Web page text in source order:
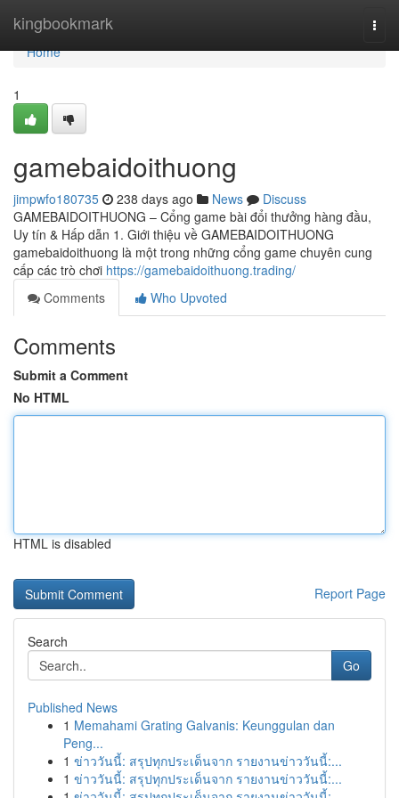
kingbookmark
Home
Home
1
gamebaidoithuong
jimpwfo180735 238 days ago News
Discuss
GAMEBAIDOITHUONG – Cổng game bài đổi thưởng hàng đầu,
Uy tín & Hấp dẫn 1. Giới thiệu về GAMEBAIDOITHUONG
gamebaidoithuong là một trong những cổng game chuyên cung
cấp các trò chơi https://gamebaidoithuong.trading/
Comments
Who Upvoted
Comments
Submit a Comment
No HTML
HTML is disabled
Report Page
Search
Go
Published News
1 Memahami Grating Galvanis: Keunggulan dan
Peng...
1 ข่าววันนี้: สรุปทุกประเด็นจาก รายงานข่าววันนี้:...
1 ข่าววันนี้: สรุปทุกประเด็นจาก รายงานข่าววันนี้:...